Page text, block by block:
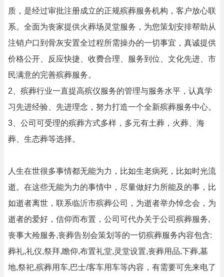
质，是经过审批注册成立的正规殡葬服务机构，客户放心联
系。全面为丧家提供火葬场灵堂服务，为您策划安排帮助从
注销户口到骨灰安置全过程所需操办的一切事宜，真诚提供
价格公开、反应快捷、收费合理、服务到位、文化先进、市
民满意的完善殡葬服务。
2、殡葬行业一直提高殡仪服务的管理与服务水平，认真学
习先进经验、先进理念，努力打造一个全新殡葬服务中心。
3、公司可受理的殡葬方式多样，多元有土葬，火葬、海
葬、生态葬等选择。
人生在世很多事情都无能为力，比如生老病死，比如时光流
逝。在这些无能为力的事情中，尽量做好力所能及的事，比
如逝者离世，联系临沂市殡葬公司，为逝者举办悼念会，为
逝者的爱好，信仰而布置，公司可代办关于公司殡葬服务,
丧事大殓服务,丧葬告别会策划等的一切殡葬服务内容包含:
葬礼,礼仪,祭拜,瞻仰,布置礼堂,灵堂设置,丧葬用品,下葬,墓
地,祭祀,殡葬用车,巴士/客车用车等内容，有需要可先来电了